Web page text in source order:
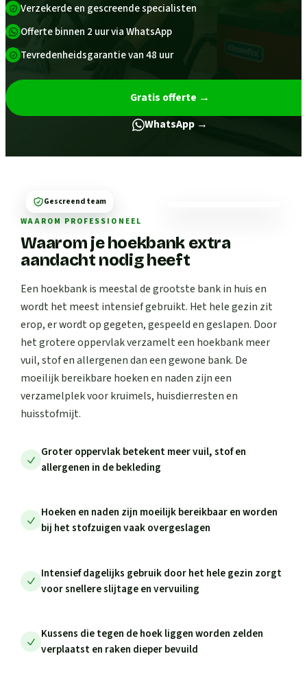
Verzekerde en gescreende specialisten
Offerte binnen 2 uur via WhatsApp
Tevredenheidsgarantie van 48 uur
Gratis offerte →
WhatsApp →
WAAROM PROFESSIONEEL
Waarom je hoekbank extra
aandacht nodig heeft
Een hoekbank is meestal de grootste bank in huis en
wordt het meest intensief gebruikt. Het hele gezin zit
erop, er wordt op gegeten, gespeeld en geslapen. Door
het grotere oppervlak verzamelt een hoekbank meer
vuil, stof en allergenen dan een gewone bank. De
moeilijk bereikbare hoeken en naden zijn een
verzamelplek voor kruimels, huisdierresten en
huisstofmijt.
Groter oppervlak betekent meer vuil, stof en
allergenen in de bekleding
Hoeken en naden zijn moeilijk bereikbaar en worden
bij het stofzuigen vaak overgeslagen
Intensief dagelijks gebruik door het hele gezin zorgt
voor snellere slijtage en vervuiling
Kussens die tegen de hoek liggen worden zelden
verplaatst en raken dieper bevuild
Gescreend team